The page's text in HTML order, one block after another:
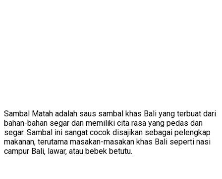
Sambal Matah adalah saus sambal khas Bali yang terbuat dari
bahan-bahan segar dan memiliki cita rasa yang pedas dan
segar. Sambal ini sangat cocok disajikan sebagai pelengkap
makanan, terutama masakan-masakan khas Bali seperti nasi
campur Bali, lawar, atau bebek betutu.